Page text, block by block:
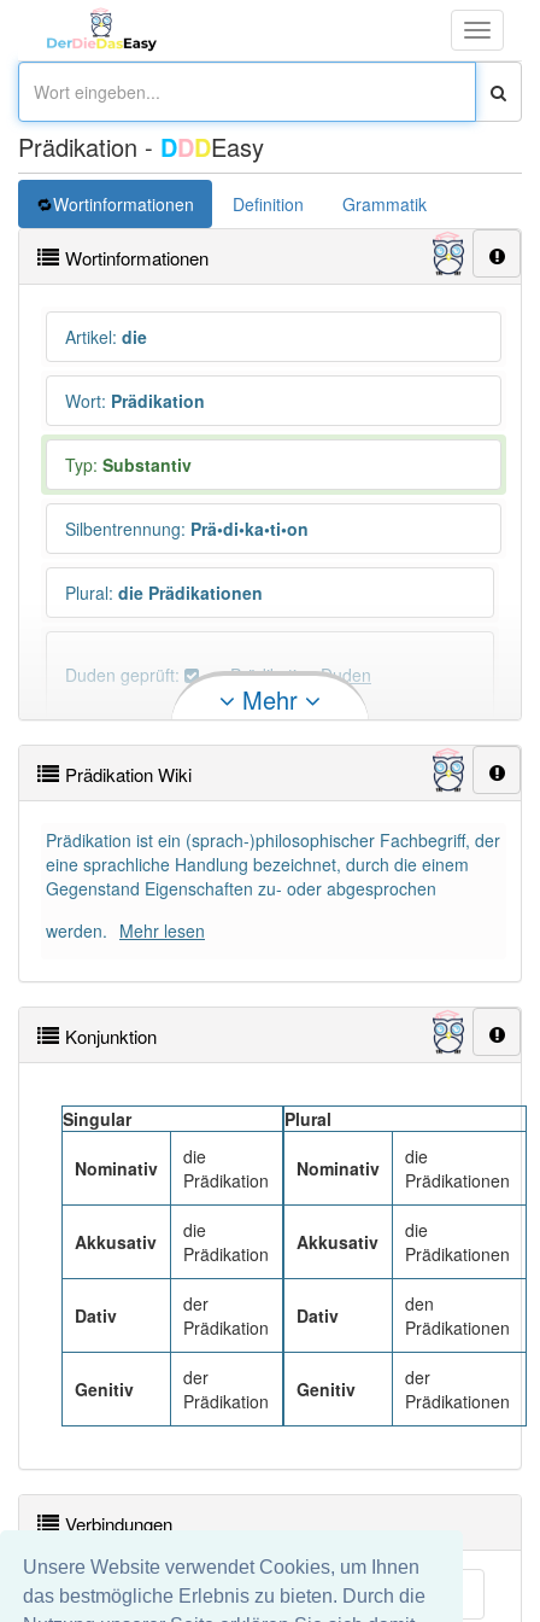
Unsere Website verwendet Cookies, um Ihnen
das bestmögliche Erlebnis zu bieten. Durch die
Toggle
Prädikation - DDDEasy
Wortinformationen Definition Grammatik
Wortinformationen
Artikel: die
Wort: Prädikation
Typ: Substantiv
Silbentrennung: Prä•di•ka•ti•on
Plural: die Prädikationen
Duden geprüft: Prädikation Duden
×
Wörter, die mit "-ion" enden, haben fast immer
PowerIndex:3
Häufigkeit: 2 von 10
Wörter mit Endung-prädikation
aber mit einem
anderen Artikeldie: 0
Das Wort wird häufig verwendet im Bereich
Mehr
Prädikation Wiki
Prädikation ist ein (sprach-)philosophischer Fachbegriff, der
eine sprachliche Handlung bezeichnet, durch die einem
Gegenstand Eigenschaften zu- oder abgesprochen
werden. Mehr lesen
Konjunktion
Singular
Nominativ
die
Prädikation
Akkusativ
die
Prädikation
Dativ
der
Prädikation
Genitiv
der
Prädikation
Plural
Nominativ
die
Prädikationen
Akkusativ
die
Prädikationen
Dativ
den
Prädikationen
Genitiv
der
Prädikationen
Verbindungen
Fachbegriff